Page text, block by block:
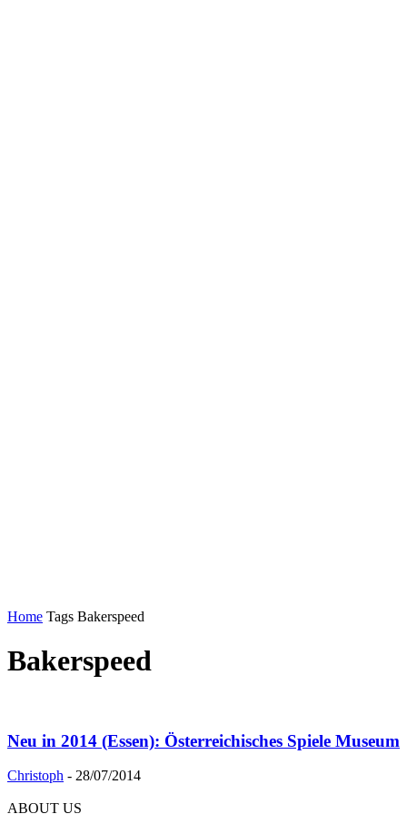
Home Tags Bakerspeed
Bakerspeed
Neu in 2014 (Essen): Österreichisches Spiele Museum
Christoph - 28/07/2014
ABOUT US